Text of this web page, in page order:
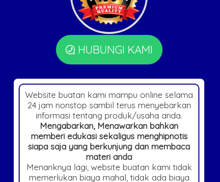
HUBUNGI KAMI
Website buatan kami mampu online selama
24 jam nonstop sambil terus menyebarkan
informasi tentang produk/usaha anda.
Mengabarkan, Menawarkan bahkan
memberi edukasi sekaligus menghipnotis
siapa saja yang berkunjung dan membaca
materi anda
Menariknya lagi, website buatan kami tidak
memerlukan biaya mahal, tidak ada biaya